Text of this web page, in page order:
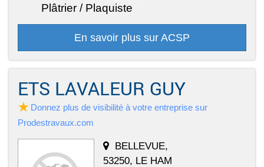
Plâtrier / Plaquiste
En savoir plus sur ACSP
ETS LAVALEUR GUY
Donnez plus de visibilité à votre entreprise sur
Prodestravaux.com
BELLEVUE,
53250, LE HAM